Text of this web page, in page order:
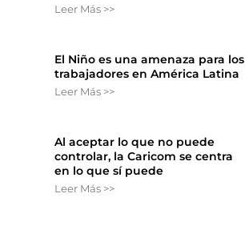
Leer Más >>
El Niño es una amenaza para los
trabajadores en América Latina
Leer Más >>
Al aceptar lo que no puede
controlar, la Caricom se centra
en lo que sí puede
Leer Más >>